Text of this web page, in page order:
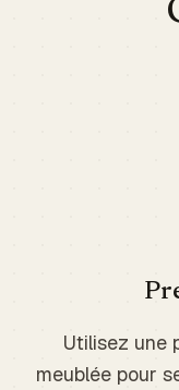
Utilisez une
meublée pour